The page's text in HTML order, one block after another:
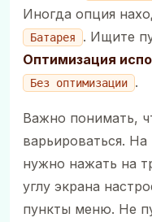
Иногда опция
Батарея
. Ищите
Оптимизация
Без оптимизации .
Важно понимать,
варьироваться.
нужно нажать на
углу экрана
пункты меню. Не